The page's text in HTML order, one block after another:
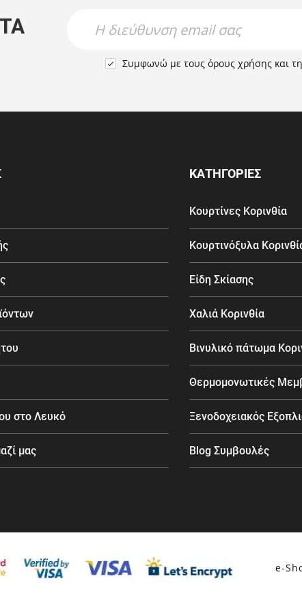
 Συμφωνώ με τους όρους χρήσης και
στο Λευκό
μας
ΚΑΤΗΓΟΡΙΕΣ
Κουρτίνες Κορινθία
Κουρτινόξυλα
Είδη Σκίασης
Χαλιά Κορινθία
Βινυλικό πάτωμα
Θερμομονωτικές
Ξενοδοχειακός
Blog Συμβουλές
e-